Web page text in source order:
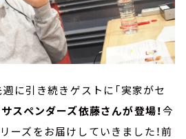
に引き続きゲストに「実家がセ
サスペンダーズ依藤さんが登場！今
ーズをお届けしていきました！前